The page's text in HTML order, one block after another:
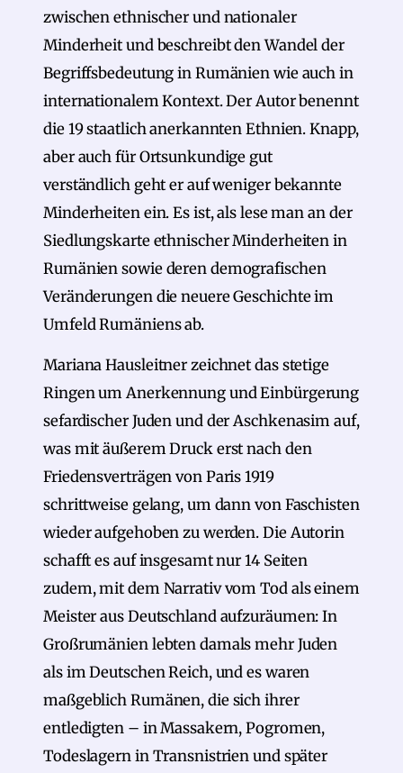
zwischen ethnischer und nationaler
Minderheit und beschreibt den Wandel der
Begriffsbedeutung in Rumänien wie auch in
internationalem Kontext. Der Autor benennt
die 19 staatlich anerkannten Ethnien. Knapp,
aber auch für Ortsunkundige gut
verständlich geht er auf weniger bekannte
Minderheiten ein. Es ist, als lese man an der
Siedlungskarte ethnischer Minderheiten in
Rumänien sowie deren demografischen
Veränderungen die neuere Geschichte im
Umfeld Rumäniens ab.
Mariana Hausleitner zeichnet das stetige
Ringen um Anerkennung und Einbürgerung
sefardischer Juden und der Aschkenasim auf,
was mit äußerem Druck erst nach den
Friedensverträgen von Paris 1919
schrittweise gelang, um dann von Faschisten
wieder aufgehoben zu werden. Die Autorin
schafft es auf insgesamt nur 14 Seiten
zudem, mit dem Narrativ vom Tod als einem
Meister aus Deutschland aufzuräumen: In
Großrumänien lebten damals mehr Juden
als im Deutschen Reich, und es waren
maßgeblich Rumänen, die sich ihrer
entledigten – in Massakern, Pogromen,
Todeslagern in Transnistrien und später